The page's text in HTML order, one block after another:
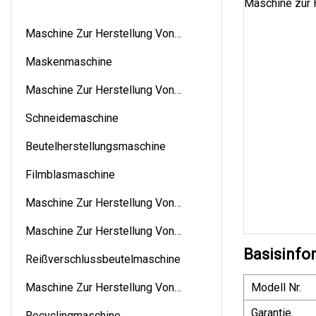
Maschine Zur Herstellung Von
Maskenmaschine
Maschine Zur Herstellung Von
Schneidemaschine
Beutelherstellungsmaschine
Filmblasmaschine
Maschine Zur Herstellung Von
Maschine Zur Herstellung Von
Reißverschlussbeutelmaschine
Maschine Zur Herstellung Von
Modell Nr.
Garantie